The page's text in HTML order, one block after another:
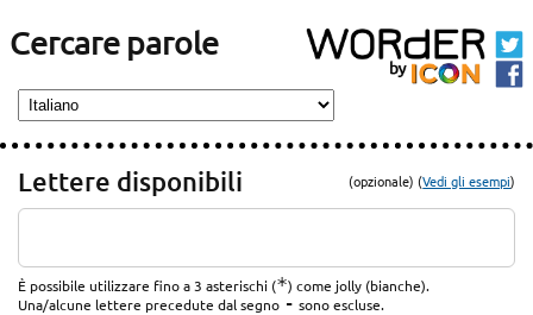
Cercare parole
Lettere disponibili (opzionale) (Vedi gli esempi)
È possibile utilizzare fino a 3 asterischi (*) come jolly (bianche).
Una/alcune lettere precedute dal segno - sono escluse.